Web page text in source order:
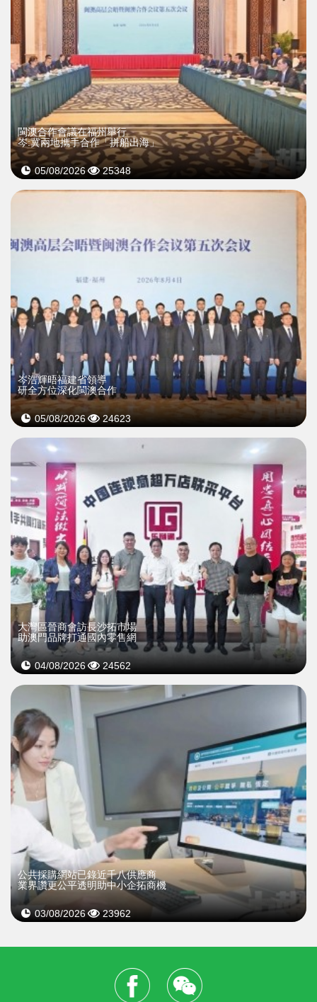
閩澳合作會議在福州舉行
岑:冀兩地攜手合作「拼船出海」
05/08/2026 25348
岑浩輝晤福建省領導
研全方位深化閩澳合作
05/08/2026 24623
大灣區晉商會訪長沙拓市場
助澳門品牌打通國內零售網
04/08/2026 24562
公共採購網站已錄近千八供應商
業界讚更公平透明助中小企拓商機
03/08/2026 23962